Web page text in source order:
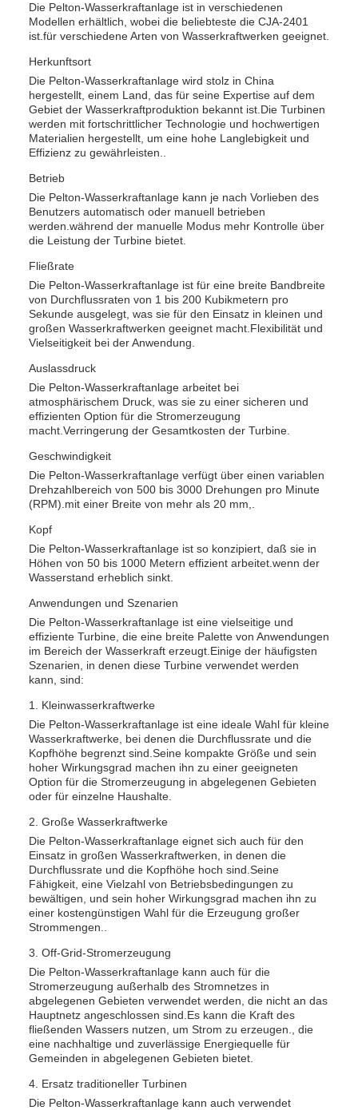
Die Pelton-Wasserkraftanlage ist in verschiedenen
Modellen erhältlich, wobei die beliebteste die CJA-2401
ist.für verschiedene Arten von Wasserkraftwerken geeignet.
Herkunftsort
Die Pelton-Wasserkraftanlage wird stolz in China
hergestellt, einem Land, das für seine Expertise auf dem
Gebiet der Wasserkraftproduktion bekannt ist.Die Turbinen
werden mit fortschrittlicher Technologie und hochwertigen
Materialien hergestellt, um eine hohe Langlebigkeit und
Effizienz zu gewährleisten..
Betrieb
Die Pelton-Wasserkraftanlage kann je nach Vorlieben des
Benutzers automatisch oder manuell betrieben
werden.während der manuelle Modus mehr Kontrolle über
die Leistung der Turbine bietet.
Fließrate
Die Pelton-Wasserkraftanlage ist für eine breite Bandbreite
von Durchflussraten von 1 bis 200 Kubikmetern pro
Sekunde ausgelegt, was sie für den Einsatz in kleinen und
großen Wasserkraftwerken geeignet macht.Flexibilität und
Vielseitigkeit bei der Anwendung.
Auslassdruck
Die Pelton-Wasserkraftanlage arbeitet bei
atmosphärischem Druck, was sie zu einer sicheren und
effizienten Option für die Stromerzeugung
macht.Verringerung der Gesamtkosten der Turbine.
Geschwindigkeit
Die Pelton-Wasserkraftanlage verfügt über einen variablen
Drehzahlbereich von 500 bis 3000 Drehungen pro Minute
(RPM).mit einer Breite von mehr als 20 mm,.
Kopf
Die Pelton-Wasserkraftanlage ist so konzipiert, daß sie in
Höhen von 50 bis 1000 Metern effizient arbeitet.wenn der
Wasserstand erheblich sinkt.
Anwendungen und Szenarien
Die Pelton-Wasserkraftanlage ist eine vielseitige und
effiziente Turbine, die eine breite Palette von Anwendungen
im Bereich der Wasserkraft erzeugt.Einige der häufigsten
Szenarien, in denen diese Turbine verwendet werden
kann, sind:
1. Kleinwasserkraftwerke
Die Pelton-Wasserkraftanlage ist eine ideale Wahl für kleine
Wasserkraftwerke, bei denen die Durchflussrate und die
Kopfhöhe begrenzt sind.Seine kompakte Größe und sein
hoher Wirkungsgrad machen ihn zu einer geeigneten
Option für die Stromerzeugung in abgelegenen Gebieten
oder für einzelne Haushalte.
2. Große Wasserkraftwerke
Die Pelton-Wasserkraftanlage eignet sich auch für den
Einsatz in großen Wasserkraftwerken, in denen die
Durchflussrate und die Kopfhöhe hoch sind.Seine
Fähigkeit, eine Vielzahl von Betriebsbedingungen zu
bewältigen, und sein hoher Wirkungsgrad machen ihn zu
einer kostengünstigen Wahl für die Erzeugung großer
Strommengen..
3. Off-Grid-Stromerzeugung
Die Pelton-Wasserkraftanlage kann auch für die
Stromerzeugung außerhalb des Stromnetzes in
abgelegenen Gebieten verwendet werden, die nicht an das
Hauptnetz angeschlossen sind.Es kann die Kraft des
fließenden Wassers nutzen, um Strom zu erzeugen., die
eine nachhaltige und zuverlässige Energiequelle für
Gemeinden in abgelegenen Gebieten bietet.
4. Ersatz traditioneller Turbinen
Die Pelton-Wasserkraftanlage kann auch verwendet